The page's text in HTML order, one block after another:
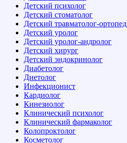
Детский психолог
Детский стоматолог
Детский травматолог-ортопед
Детский уролог
Детский уролог-андролог
Детский хирург
Детский эндокринолог
Диабетолог
Диетолог
Инфекционист
Кардиолог
Кинезиолог
Клинический психолог
Клинический фармаколог
Колопроктолог
Косметолог